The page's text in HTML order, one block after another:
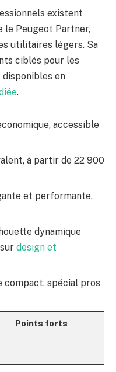
existent
le Peugeot Partner,
utilitaires légers. Sa
ciblés pour les
en
.
accessible
à partir de 22 900
et performante,
dynamique
design et
spécial pros
Points forts